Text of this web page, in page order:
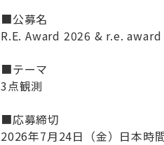
■公募名
R.E. Award 2026 & r.e.
■テーマ
3点観測
■応募締切
2026年7月24日（金）日本時